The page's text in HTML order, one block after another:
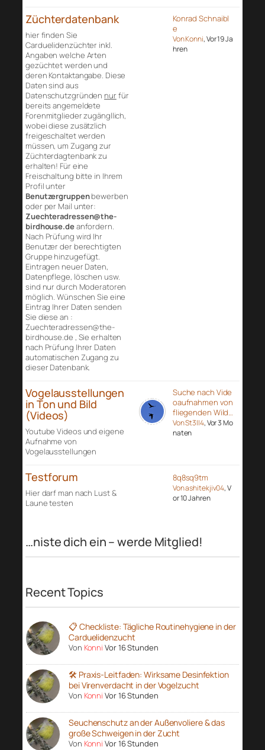
Züchterdatenbank
hier finden Sie
Carduelidenzüchter inkl.
Angaben welche Arten
gezüchtet werden und
deren Kontaktangabe. Diese
Daten sind aus
Datenschutzgründen nurfür
bereits angemeldete
Forenmitglieder zugängllich,
wobei diese zusätzlich
freigeschaltet werden
müssen, um Zugang zur
Züchterdagtenbank zu
erhalten! Für eine
Freischaltung bitte in Ihrem
Profil unter
Benutzergruppenbewerben
oder per Mail unter:
Zuechteradressen@the-
birdhouse.deanfordern.
Nach Prüfung wird Ihr
Benutzer der berechtigten
Gruppe hinzugefügt.
Eintragen neuer Daten,
Datenpflege, löschen usw.
sind nur durch Moderatoren
möglich. Wünschen Sie eine
Eintrag Ihrer Daten senden
Sie diese an :
Zuechteradressen@the-
birdhouse.de , Sie erhalten
nach Prüfung Ihrer Daten
automatischen Zugang zu
dieser Datenbank.
Konrad Schnaibl
e
Von Konni, Vor 19 Ja
hren
Vogelausstellungen
in Ton und Bild
(Videos)
Youtube Videos und eigene
Aufnahme von
Vogelausstellungen
Suche nach Vide
oaufnahmen von
fliegenden Wild…
Von St3ll4, Vor 3 Mo
naten
Testforum
Hier darf man nach Lust &
Laune testen
8q8sq9tm
Von ashitekjiv04, V
or 10 Jahren
…niste dich ein – werde Mitglied!
Recent Topics
📋 Checkliste: Tägliche Routinehygiene in der
Carduelidenzucht
Von Konni Vor 16 Stunden
🛠️ Praxis-Leitfaden: Wirksame Desinfektion
bei Virenverdacht in der Vogelzucht
Von Konni Vor 16 Stunden
Seuchenschutz an der Außenvoliere & das
große Schweigen in der Zucht
Von Konni Vor 16 Stunden